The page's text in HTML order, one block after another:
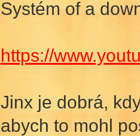
Systém of a
https://
Jinx je dobrá,
abych to mohl